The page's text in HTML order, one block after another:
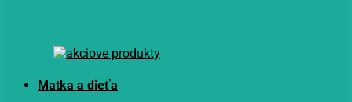
Matka a dieťa